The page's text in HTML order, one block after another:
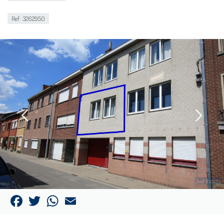
Ref: 3262950
FacebookTwitterWhatsApp